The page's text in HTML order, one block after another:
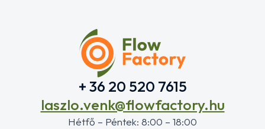
+ 36 20 520 7615
laszlo.venk@flowfactory.hu
Hétfő – Péntek: 8:00 – 18:00